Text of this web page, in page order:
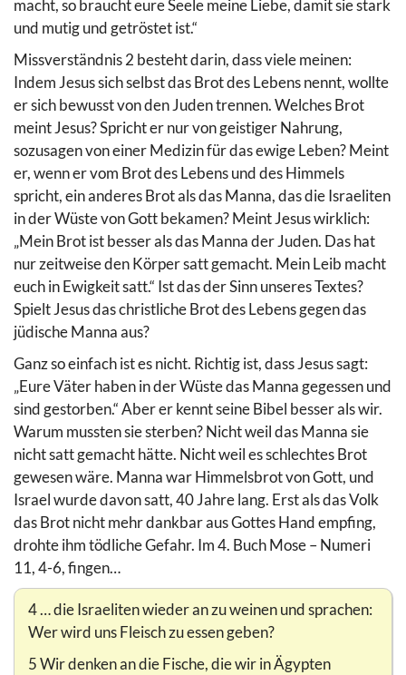
macht, so braucht eure Seele meine Liebe, damit sie stark
und mutig und getröstet ist.“
Missverständnis 2 besteht darin, dass viele meinen:
Indem Jesus sich selbst das Brot des Lebens nennt, wollte
er sich bewusst von den Juden trennen. Welches Brot
meint Jesus? Spricht er nur von geistiger Nahrung,
sozusagen von einer Medizin für das ewige Leben? Meint
er, wenn er vom Brot des Lebens und des Himmels
spricht, ein anderes Brot als das Manna, das die Israeliten
in der Wüste von Gott bekamen? Meint Jesus wirklich:
„Mein Brot ist besser als das Manna der Juden. Das hat
nur zeitweise den Körper satt gemacht. Mein Leib macht
euch in Ewigkeit satt.“ Ist das der Sinn unseres Textes?
Spielt Jesus das christliche Brot des Lebens gegen das
jüdische Manna aus?
Ganz so einfach ist es nicht. Richtig ist, dass Jesus sagt:
„Eure Väter haben in der Wüste das Manna gegessen und
sind gestorben.“ Aber er kennt seine Bibel besser als wir.
Warum mussten sie sterben? Nicht weil das Manna sie
nicht satt gemacht hätte. Nicht weil es schlechtes Brot
gewesen wäre. Manna war Himmelsbrot von Gott, und
Israel wurde davon satt, 40 Jahre lang. Erst als das Volk
das Brot nicht mehr dankbar aus Gottes Hand empfing,
drohte ihm tödliche Gefahr. Im 4. Buch Mose – Numeri
11, 4-6, fingen…
4 … die Israeliten wieder an zu weinen und sprachen:
Wer wird uns Fleisch zu essen geben?
5 Wir denken an die Fische, die wir in Ägypten